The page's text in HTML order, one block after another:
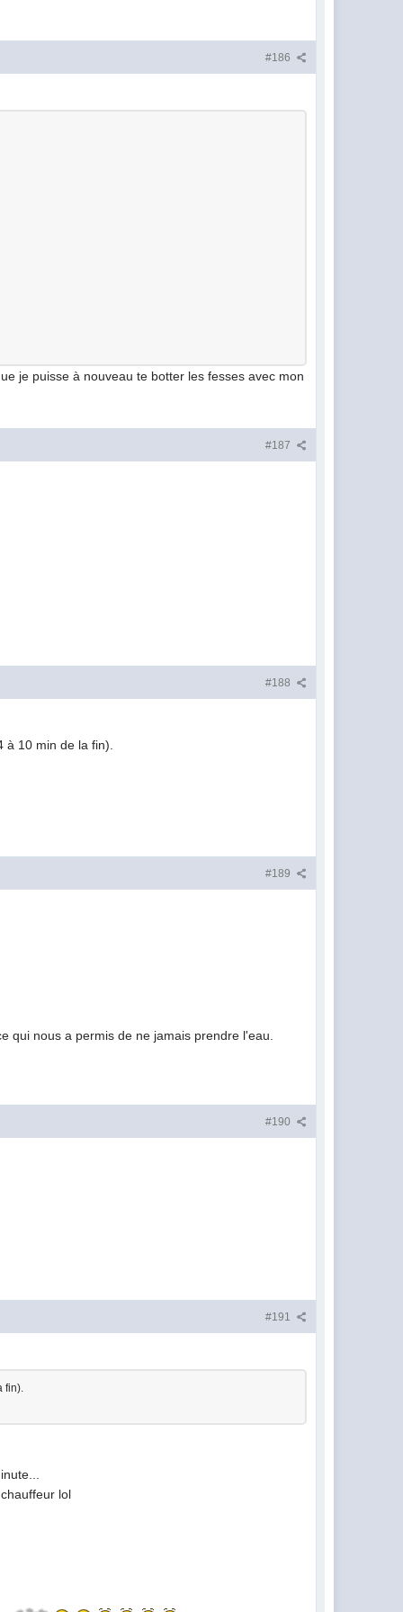
#186
je puisse à nouveau te botter les fesses avec mon
#187
#188
à 10 min de la fin).
#189
qui nous a permis de ne jamais prendre l'eau.
#190
#191
fin).
lol